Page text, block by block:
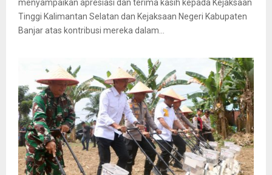
menyampaikan apresiasi dan terima kasih kepada Kejaksaan
Tinggi Kalimantan Selatan dan Kejaksaan Negeri Kabupaten
Banjar atas kontribusi mereka dalam...